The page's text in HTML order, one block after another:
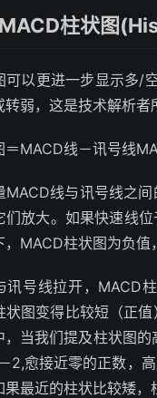
柱状图
可以更进一步显示多/
弱，这是技术解析者
＝MACD线－讯号线
MACD线与讯号线之
们放大。如果快速线
，MACD柱状图为负值
讯号线拉开，MACD
状图变得比较短（正
，当我们提及柱状图
2,愈接近零的正数，
最近的柱状比较矮，